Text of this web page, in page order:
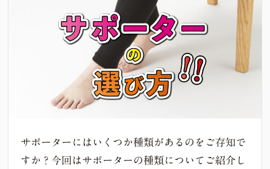
サポーターにはいくつか種類があるのをご存知で
すか？今回はサポーターの種類についてご紹介し